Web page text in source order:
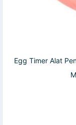
Egg Timer Alat